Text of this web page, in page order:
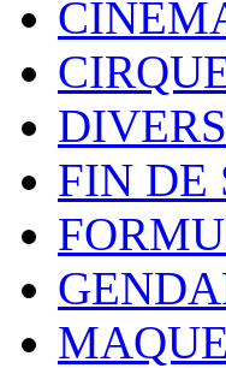
DIVERS
FIN DE